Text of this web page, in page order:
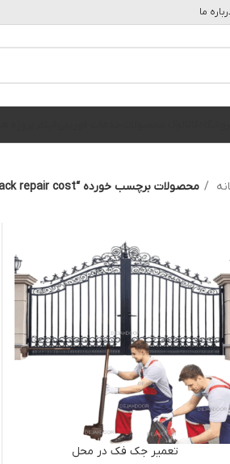
ما
محصولات برچسب خورده “FAAC jack repair cost”
تعمیر جک فک در محل